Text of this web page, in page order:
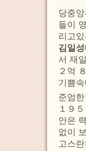
당중
들이
리고
김일성
서 재
２억
기쁨
준엄
１９
안은
없이
고스